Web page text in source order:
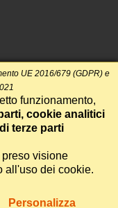
• Testata
del 14/12/2017
Powered byItala
Personalizza
UE 2016/679 (GDPR) e
funzionamento,
cookie analitici
terze parti
visione
all'uso dei cookie.